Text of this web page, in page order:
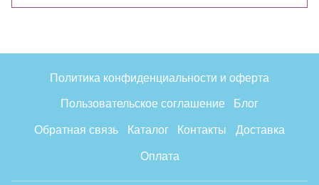
Политика конфиденциальности и оферта
Пользовательское соглашение Блог
Обратная связь Каталог Контакты Доставка
Оплата